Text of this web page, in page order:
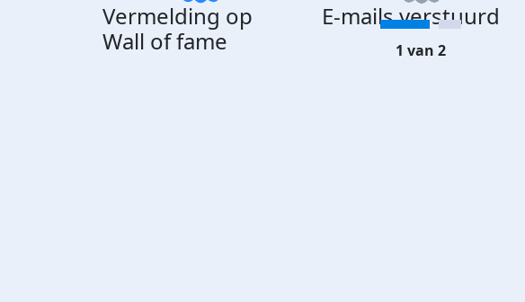
Vermelding op
Wall of fame
E-mails verstuurd
1 van 2